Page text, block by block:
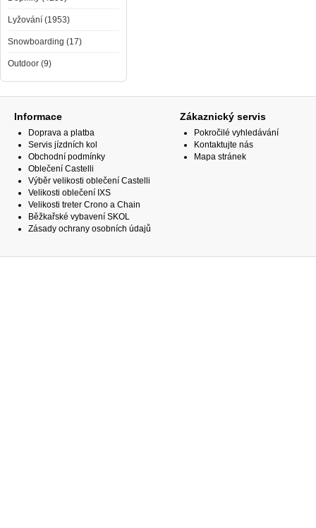
Lyžování (1953)
Snowboarding (17)
Outdoor (9)
Informace
Doprava a platba
Servis jízdních kol
Obchodní podmínky
Oblečení Castelli
Výběr velikosti oblečení Castelli
Velikosti oblečení IXS
Velikosti treter Crono a Chain
Běžkařské vybavení SKOL
Zásady ochrany osobních údajů
Zákaznický servis
Pokročilé vyhledávání
Kontaktujte nás
Mapa stránek